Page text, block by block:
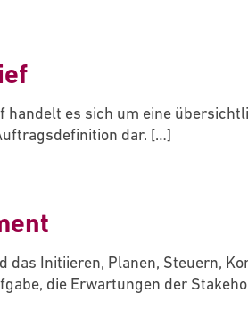
handelt es sich um eine
dar. […]
das Initiieren, Planen, Steuern,
die Erwartungen der